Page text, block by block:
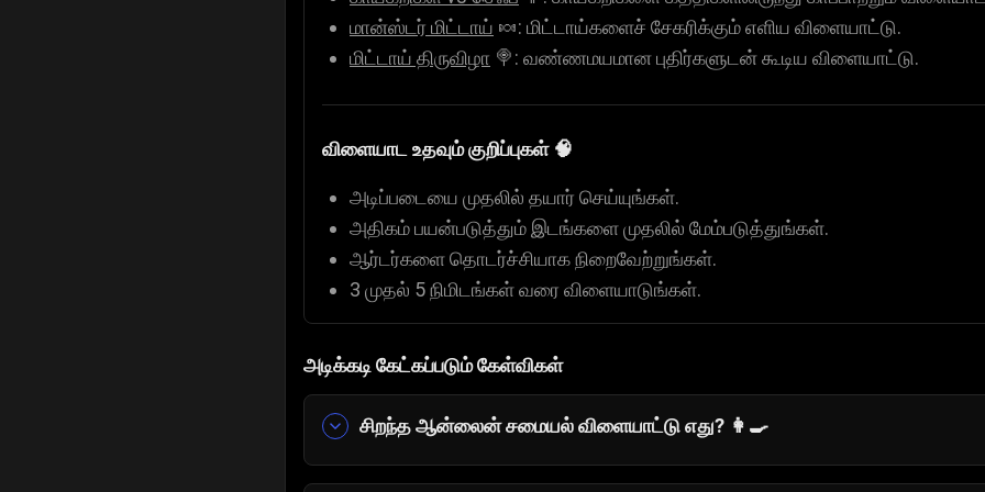
மான்ஸ்டர் மிட்டாய் 🍬: மிட்டாய்களைச் சேகரிக்கும் எளிய விளையாட்டு.
மிட்டாய் திருவிழா 🍭: வண்ணமயமான புதிர்களுடன் கூடிய விளையாட்டு.
விளையாட உதவும் குறிப்புகள் 🧠
அடிப்படையை முதலில் தயார் செய்யுங்கள்.
அதிகம் பயன்படுத்தும் இடங்களை முதலில் மேம்படுத்துங்கள்.
ஆர்டர்களை தொடர்ச்சியாக நிறைவேற்றுங்கள்.
3 முதல் 5 நிமிடங்கள் வரை விளையாடுங்கள்.
அடிக்கடி கேட்கப்படும் கேள்விகள்
சிறந்த ஆன்லைன் சமையல் விளையாட்டு எது? 👩‍🍳
சமையல்காரர் முதலாளிசமையலறை நிர்வகிப்பவர்களுக்கு சிறந்த தேர்வு.